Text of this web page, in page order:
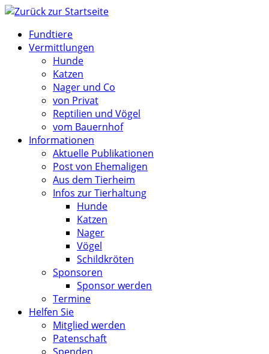
Zum
springenFundtiere
Vermittlungen
Hunde
Katzen
Nager und Co
von Privat
Reptilien und Vögel
vom Bauernhof
Informationen
Aktuelle Publikationen
Post von Ehemaligen
Aus dem Tierheim
Infos zur Tierhaltung
Hunde
Katzen
Nager
Vögel
Schildkröten
Sponsoren
Sponsor werden
Termine
Helfen Sie
Mitglied werden
Patenschaft